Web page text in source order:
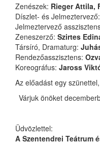
Zenészek: Rieger Attila,
Díszlet- és Jelmeztervező:
Jelmeztervező
Zeneszerző: Szirtes
Társíró, Dramaturg:
Rendezőasszisztens:
Koreográfus: Jaross
Az előadást egy
Várjuk önöket
Üdvözlettel:
A Szentendrei Teátrum